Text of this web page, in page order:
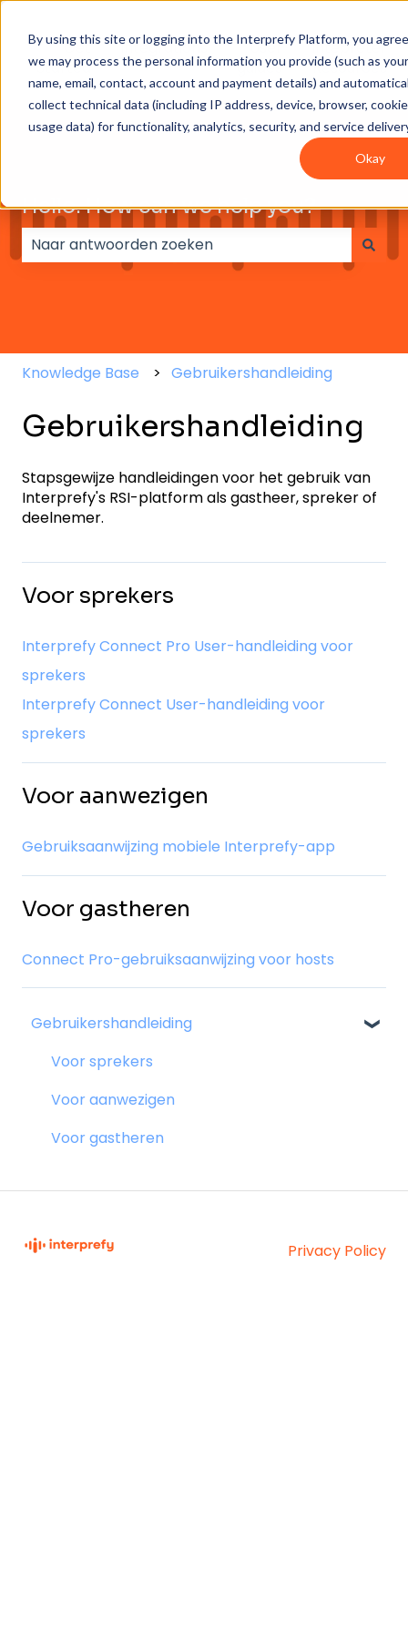
By using this site or logging into the Interprefy Platform, you
we may process the personal information you provide (such as your
name, email, contact, account and payment details) and
collect technical data (including IP address, device, browser,
usage data) for functionality, analytics, security, and service
Okay
Get
Started
Integrations
User
guides
Intepreter
Resources
Hello. How can we help you?
Er zijn geen suggesties want het zoekveld is leeg.
Knowledge Base Gebruikershandleiding
Gebruikershandleiding
Stapsgewijze handleidingen voor het gebruik van
Interprefy's RSI-platform als gastheer, spreker of
deelnemer.
Voor sprekers
Interprefy Connect Pro User-handleiding voor
sprekers
Interprefy Connect User-handleiding voor
sprekers
Voor aanwezigen
Gebruiksaanwijzing mobiele Interprefy-app
Voor gastheren
Connect Pro-gebruiksaanwijzing voor hosts
Gebruikershandleiding
Voor sprekers
Voor aanwezigen
Voor gastheren
Privacy Policy